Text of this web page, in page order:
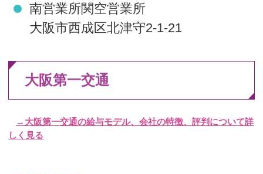
南営業所関空営業所
大阪市西成区北津守2-1-21
大阪第一交通
→大阪第一交通の給与モデル、会社の特徴、評判について詳
しく見る